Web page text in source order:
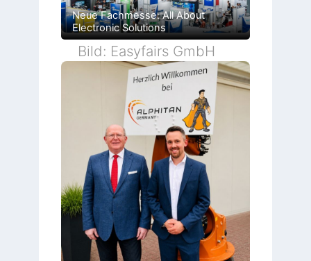
Neue Fachmesse: All About
Electronic Solutions
Bild: Easyfairs GmbH